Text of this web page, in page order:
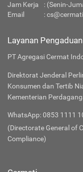
Jam Kerja
: (Senin-
Email
:
Layanan
PT Agregasi Cermat
Direktorat Jenderal
Konsumen dan Tertib
Kementerian
WhatsApp: 0853 1111
(Directorate General of
Compliance)